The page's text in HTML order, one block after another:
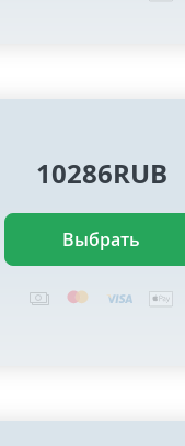
10286RUB
Выбрать